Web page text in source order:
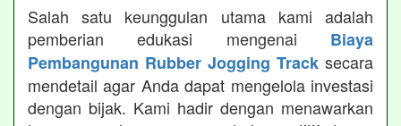
Salah satu keunggulan utama kami adalah
pemberian edukasi mengenai Biaya
Pembangunan Rubber Jogging Track secara
mendetail agar Anda dapat mengelola investasi
dengan bijak. Kami hadir dengan menawarkan